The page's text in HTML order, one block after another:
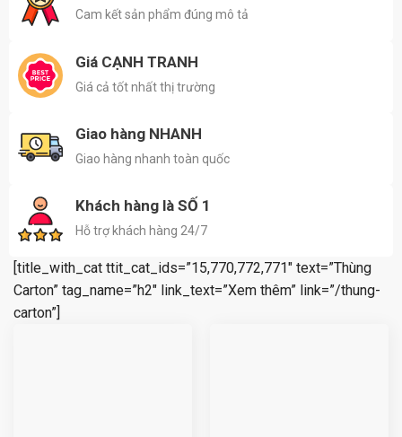
Cam kết sản phẩm đúng mô tả
Giá CẠNH TRANH
Giá cả tốt nhất thị trường
Giao hàng NHANH
Giao hàng nhanh toàn quốc
Khách hàng là SỐ 1
Hỗ trợ khách hàng 24/7
[title_with_cat ttit_cat_ids=”15,770,772,771″ text=”Thùng
Carton” tag_name=”h2″ link_text=”Xem thêm” link=”/thung-
carton”]